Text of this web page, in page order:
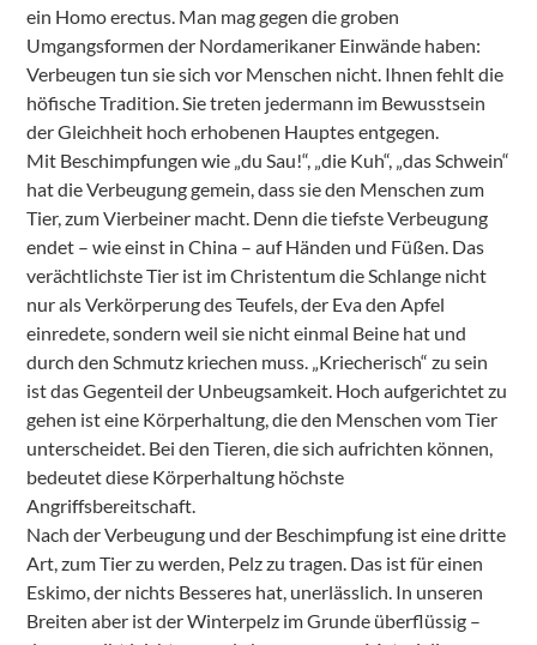
ein Homo erectus. Man mag gegen die groben
Umgangsformen der Nordamerikaner Einwände haben:
Verbeugen tun sie sich vor Menschen nicht. Ihnen fehlt die
höfische Tradition. Sie treten jedermann im Bewusstsein
der Gleichheit hoch erhobenen Hauptes entgegen.
Mit Beschimpfungen wie „du Sau!“, „die Kuh“, „das Schwein“
hat die Verbeugung gemein, dass sie den Menschen zum
Tier, zum Vierbeiner macht. Denn die tiefste Verbeugung
endet – wie einst in China – auf Händen und Füßen. Das
verächtlichste Tier ist im Christentum die Schlange nicht
nur als Verkörperung des Teufels, der Eva den Apfel
einredete, sondern weil sie nicht einmal Beine hat und
durch den Schmutz kriechen muss. „Kriecherisch“ zu sein
ist das Gegenteil der Unbeugsamkeit. Hoch aufgerichtet zu
gehen ist eine Körperhaltung, die den Menschen vom Tier
unterscheidet. Bei den Tieren, die sich aufrichten können,
bedeutet diese Körperhaltung höchste
Angriffsbereitschaft.
Nach der Verbeugung und der Beschimpfung ist eine dritte
Art, zum Tier zu werden, Pelz zu tragen. Das ist für einen
Eskimo, der nichts Besseres hat, unerlässlich. In unseren
Breiten aber ist der Winterpelz im Grunde überflüssig –